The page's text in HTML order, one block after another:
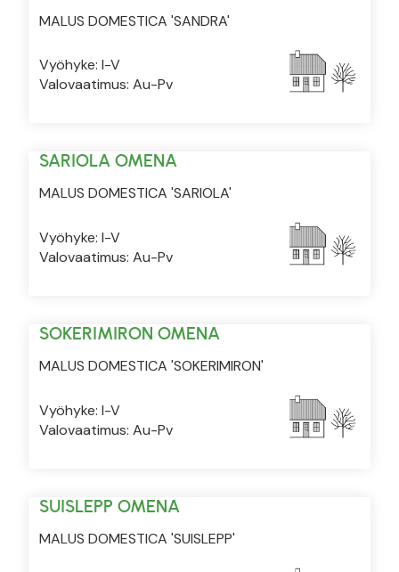
MALUS DOMESTICA 'SANDRA'
Vyöhyke: I-V
Valovaatimus: Au-Pv
SARIOLA OMENA
MALUS DOMESTICA 'SARIOLA'
Vyöhyke: I-V
Valovaatimus: Au-Pv
SOKERIMIRON OMENA
MALUS DOMESTICA 'SOKERIMIRON'
Vyöhyke: I-V
Valovaatimus: Au-Pv
SUISLEPP OMENA
MALUS DOMESTICA 'SUISLEPP'